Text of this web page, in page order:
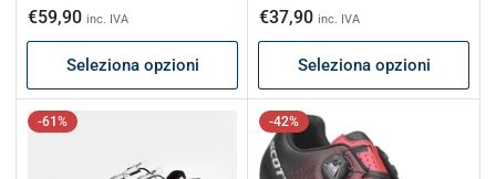
di
listino
scontato
€59,90 inc. IVA
Seleziona opzioni
di
listino
scontato
€37,90 inc. IVA
Seleziona opzioni
-61% -42%